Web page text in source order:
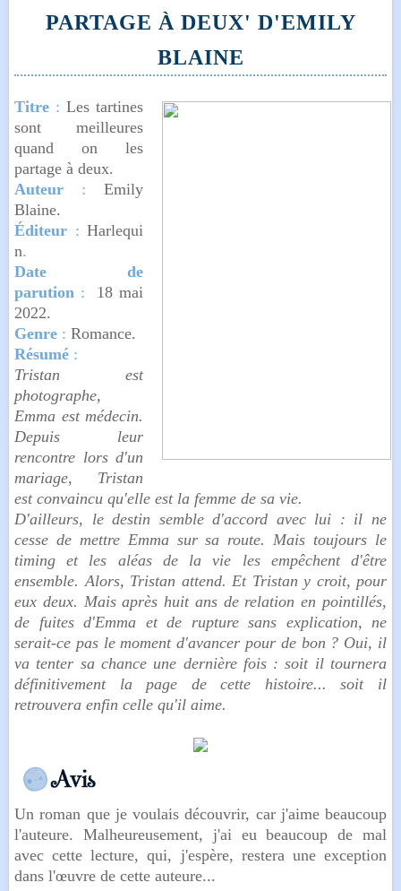
PARTAGE À DEUX' D'EMILY
BLAINE
Titre :Les tartines
sont meilleures
quand on les
partage à deux.
Auteur
: Emily
Blaine.
Éditeur : Harlequi
n.
Date de
parution :
18 mai
2022.
Genre : Romance.
Résumé :
Tristan est
photographe,
Emma est médecin.
Depuis leur
rencontre lors d'un
mariage, Tristan
est convaincu qu'elle est la femme de sa vie.
D'ailleurs, le destin semble d'accord avec lui : il ne
cesse de mettre Emma sur sa route. Mais toujours le
timing et les aléas de la vie les empêchent d'être
ensemble. Alors, Tristan attend. Et Tristan y croit, pour
eux deux. Mais après huit ans de relation en pointillés,
de fuites d'Emma et de rupture sans explication, ne
serait-ce pas le moment d'avancer pour de bon ? Oui, il
va tenter sa chance une dernière fois : soit il tournera
définitivement la page de cette histoire... soit il
retrouvera enfin celle qu'il aime.
Un roman que je voulais découvrir, car j'aime beaucoup
l'auteure. Malheureusement, j'ai eu beaucoup de mal
avec cette lecture, qui, j'espère, restera une exception
dans l'œuvre de cette auteure...